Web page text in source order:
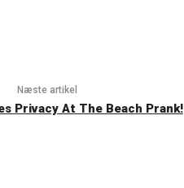
Næste artikel
Privacy At The Beach Prank!